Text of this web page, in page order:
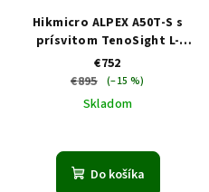
Hikmicro ALPEX A50T-S s
prísvitom TenoSight L-
DUAL 940 + 850 nm Laser
€752
€895 (–15 %)
Skladom
hodnotenie
produktu
Do košíka